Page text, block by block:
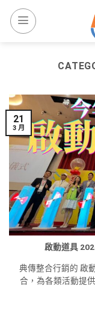
啟動道具
典傳整合行銷的 啟
合，為各類活動提
21
3 月